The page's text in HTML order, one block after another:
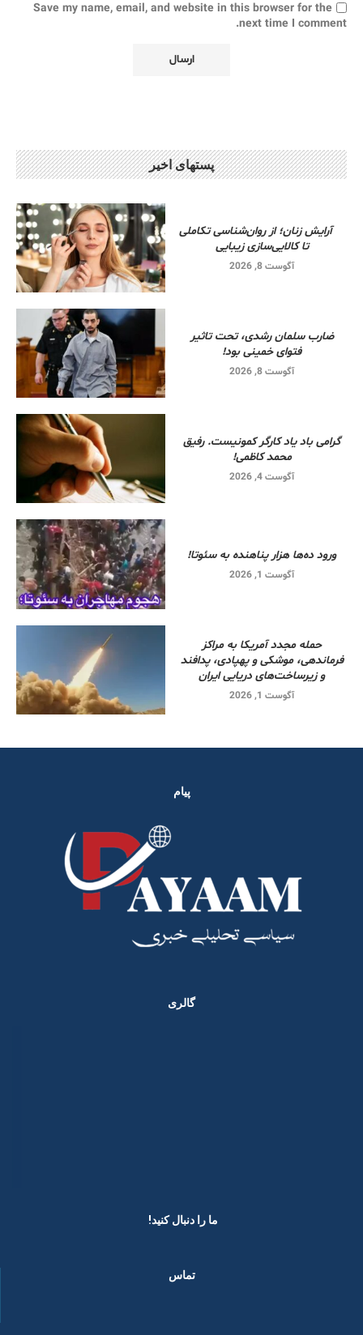
Save my name, email, and website in this browser for the
next time I comment.
پستهای اخیر
آرایش زنان؛ از روان‌شناسی تکاملی
تا کالایی‌سازی زیبایی
آگوست 8, 2026
ضارب سلمان رشدی، تحت تاثیر
فتوای خمینی بود!
آگوست 8, 2026
گرامی باد یاد کارگر کمونیست. رفیق
محمد کاظمی!
آگوست 4, 2026
ورود ده‌ها هزار پناهنده به سئوتا!
آگوست 1, 2026
حمله مجدد آمریکا به مراکز
فرماندهی، موشکی و پهپادی، پدافند
و زیرساخت‌های دریایی ایران
آگوست 1, 2026
پیام
گالری
ما را دنبال کنید! ​
تماس